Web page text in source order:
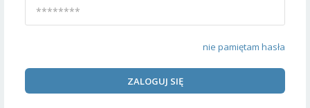
nie pamiętam hasła
ZALOGUJ SIĘ